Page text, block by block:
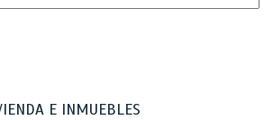
E INMUEBLES